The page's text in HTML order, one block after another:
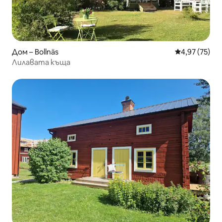
Дом – Bollnäs Средна
4,97 (75)
Лилавата къща